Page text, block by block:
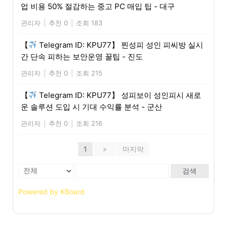
업 비용 50% 절감하는 중고 PC 매입 팁 - 대구
관리자 추천 0 조회 183
【
Telegram ID: KPU77】 찐성피 성인 피씨방 실시
간 단속 피하는 보안운영 꿀팁 - 진도
관리자 추천 0 조회 215
【
Telegram ID: KPU77】 성피보이 성인피시 새로
운 솔루션 도입 시 기대 수익률 분석 - 군산
관리자 추천 0 조회 216
1 » 마지막
검색
Powered by KBoard